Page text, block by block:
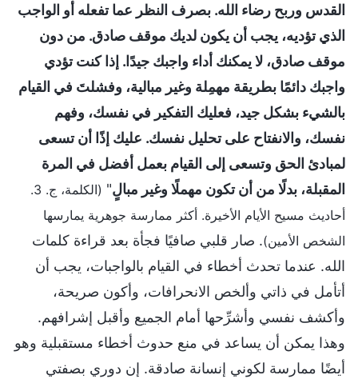
القدس وربح رضاء الله. بصرف النظر عما تفعله أو الواجب
الذي تؤديه، يجب أن يكون لديك موقف صادق. من دون
موقف صادق، لا يمكنك أداء واجبك جيدًا. إذا كنت تؤدي
واجبك دائمًا بطريقة مهمِلة وغير مبالية، وفشلتَ في القيام
بالشيء بشكل جيد، فعليك التفكير في نفسك، وفهم
نفسك، والانفتاح على تحليل نفسك. عليك إذًا أن تسعى
لمبادئ الحق وتسعى إلى القيام بعمل أفضل في المرة
المقبلة، بدلًا من أن تكون مهملًا وغير مبالٍ"
(الكلمة، ج. 3.
أحاديث مسيح الأيام الأخيرة. أكثر ممارسة جوهرية يمارسها
الشخص الأمين). صار قلبي صافيًا فجأة بعد قراءة كلمات
الله. عندما تحدث أخطاء في القيام بالواجبات، يجب أن
أتأمل في ذاتي وألخص الانحرافات، وأكون صريحة،
وأكشف نفسي وأشرِّحها أمام الجميع وأقبل إشرافهم.
وهذا يمكن أن يساعد في منع حدوث أخطاء مستقبلية وهو
أيضًا ممارسة لكوني إنسانة صادقة. إن دوري بصفتي